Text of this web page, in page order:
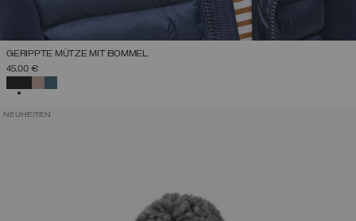
GERIPPTE MÜTZE MIT BOMMEL
45,00 €
NEUHEITEN